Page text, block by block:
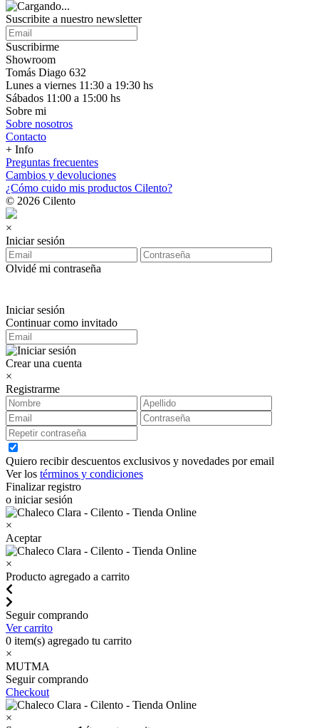
Suscribite a nuestro newsletter
Suscribirme
Showroom
Tomás Diago 632
Lunes a viernes 11:30 a 19:30 hs
Sábados 11:00 a 15:00 hs
Sobre mi
Sobre nosotros
Contacto
+ Info
Preguntas frecuentes
Cambios y devoluciones
¿Cómo cuido mis productos Cilento?
© 2026 Cilento
×
Iniciar sesión
Olvidé mi contraseña
Iniciar sesión
Continuar como invitado
Crear una cuenta
×
Registrarme
Quiero recibir descuentos exclusivos y novedades por email
Ver los términos y condiciones
Finalizar registro
o iniciar sesión
×
Aceptar
×
Producto agregado a carrito
Seguir comprando
Ver carrito
0 item(s) agregado tu carrito
×
MUTMA
Seguir comprando
Checkout
×